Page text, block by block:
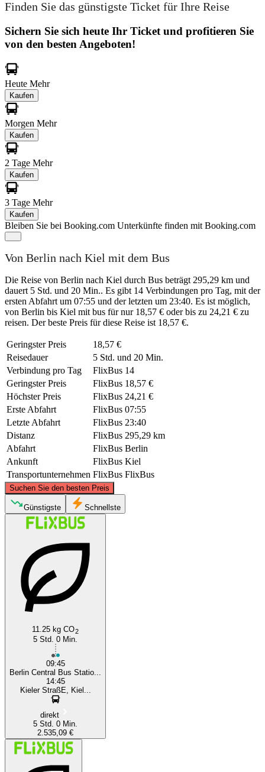
Finden Sie das günstigste Ticket für Ihre Reise
Sichern Sie sich heute Ihr Ticket und profitieren Sie
von den besten Angeboten!
Heute Mehr
Kaufen
Morgen Mehr
Kaufen
2 Tage Mehr
Kaufen
3 Tage Mehr
Kaufen
Bleiben Sie bei Booking.com Unterkünfte finden mit Booking.com
Von Berlin nach Kiel mit dem Bus
Die Reise von Berlin nach Kiel durch Bus beträgt 295,29 km und
dauert 5 Std. und 20 Min.. Es gibt 14 Verbindungen pro Tag, mit der
ersten Abfahrt um 07:55 und der letzten um 23:40. Es ist möglich,
von Berlin bis Kiel mit bus für nur 18,57 € oder bis zu 24,21 € zu
reisen. Der beste Preis für diese Reise ist 18,57 €.
Geringster Preis
18,57 €
Reisedauer
5 Std. und 20 Min.
Verbindung pro Tag
FlixBus 14
Geringster Preis
FlixBus 18,57 €
Höchster Preis
FlixBus 24,21 €
Erste Abfahrt
FlixBus 07:55
Letzte Abfahrt
FlixBus 23:40
Distanz
FlixBus 295,29 km
Abfahrt
FlixBus Berlin
Ankunft
FlixBus Kiel
Transportunternehmen FlixBus FlixBus
Suchen Sie den besten Preis
Kiel
©CARTO
Günstigste Schnellste
11.25 kg CO2
5 Std. 0 Min.
09:45
Berlin Central Bus Statio...
14:45
Kieler StraßE, Kiel...
direkt
5 Std. 0 Min.
2.535,09 €